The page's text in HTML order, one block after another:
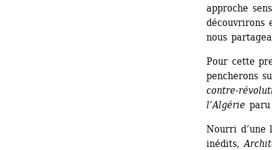
approche
découvrirons
nous
Pour cette
pencherons
contre-
l’Algérie
Nourri d’une
inédits,